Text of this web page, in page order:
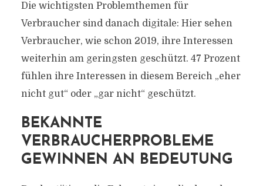
Die wichtigsten Problemthemen für
Verbraucher sind danach digitale: Hier sehen
Verbraucher, wie schon 2019, ihre Interessen
weiterhin am geringsten geschützt. 47 Prozent
fühlen ihre Interessen in diesem Bereich „eher
nicht gut“ oder „gar nicht“ geschützt.
BEKANNTE
VERBRAUCHERPROBLEME
GEWINNEN AN BEDEUTUNG